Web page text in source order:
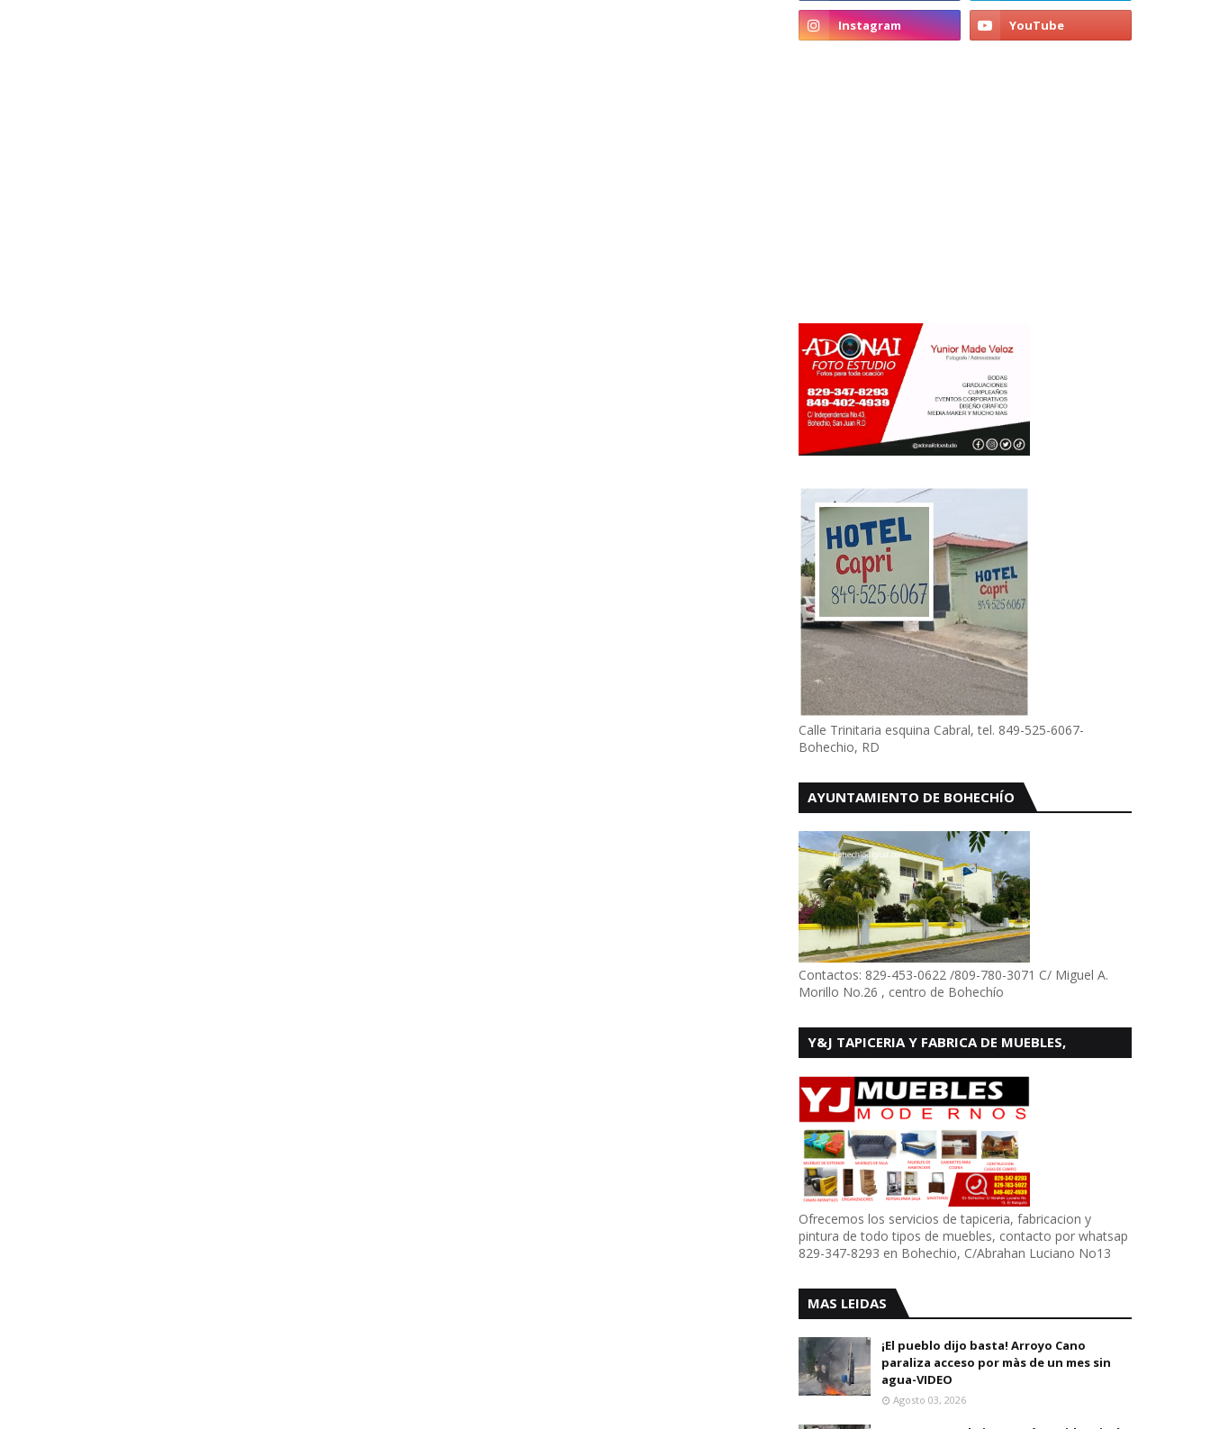
Calle Trinitaria esquina Cabral, tel. 849-525-6067-
Bohechio, RD
AYUNTAMIENTO DE BOHECHÍO
Contactos: 829-453-0622 /809-780-3071 C/ Miguel A.
Morillo No.26 , centro de Bohechío
Y&J TAPICERIA Y FABRICA DE MUEBLES,
Ofrecemos los servicios de tapiceria, fabricacion y
pintura de todo tipos de muebles, contacto por whatsap
829-347-8293 en Bohechio, C/Abrahan Luciano No13
MAS LEIDAS
¡El pueblo dijo basta! Arroyo Cano
paraliza acceso por màs de un mes sin
agua-VIDEO
Agosto 03, 2026